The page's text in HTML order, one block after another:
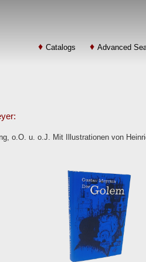
Catalogs Advanced
o.O. u. o.J. Mit Illustrationen von